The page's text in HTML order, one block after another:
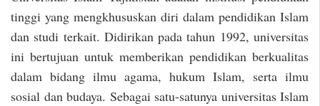
tinggi yang mengkhususkan diri dalam pendidikan Islam
dan studi terkait. Didirikan pada tahun 1992, universitas
ini bertujuan untuk memberikan pendidikan berkualitas
dalam bidang ilmu agama, hukum Islam, serta ilmu
sosial dan budaya. Sebagai satu-satunya universitas Islam